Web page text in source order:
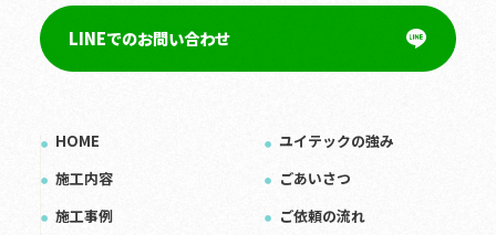
LINEでのお問い合わせ
HOME
ユイテックの強み
施工内容
ごあいさつ
施工事例
ご依頼の流れ